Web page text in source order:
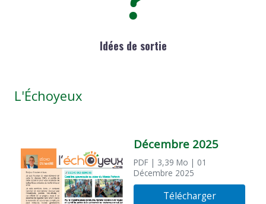
Idées de sortie
L'Échoyeux
Décembre 2025
PDF | 3,39 Mo | 01
Décembre 2025
Télécharger